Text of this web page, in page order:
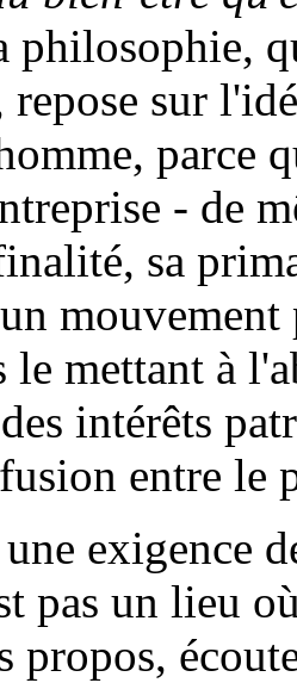
philosophie,
sur
parce
- de
sa
un mouvement
le mettant à
intérêts
entre le
exigence
pas un lieu
propos,